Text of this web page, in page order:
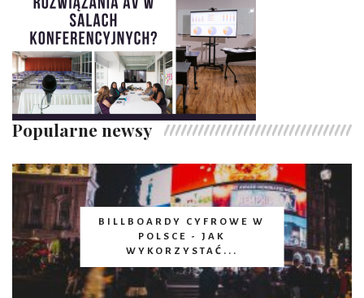
Popularne newsy
BILLBOARDY CYFROWE W
POLSCE - JAK
WYKORZYSTAĆ...